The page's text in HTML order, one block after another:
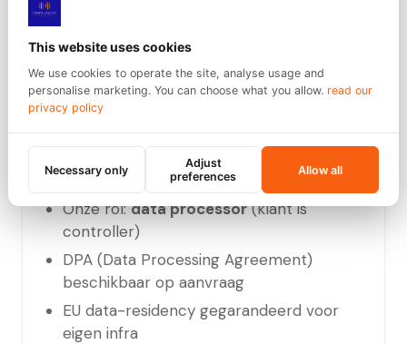
Klant behoudt volledige controle over
wat wel/niet wordt gestuurd
✓ AVG / GDPR
Onze rol:data processor(klant is
controller)
DPA (Data Processing Agreement)
beschikbaar op aanvraag
EU data-residency gegarandeerd voor
eigen infra
This website uses cookies
We use cookies to operate the site, analyse usage and
personalise marketing. You can choose what you allow. read our
privacy policy
Necessary only
Adjust
preferences
Allow all